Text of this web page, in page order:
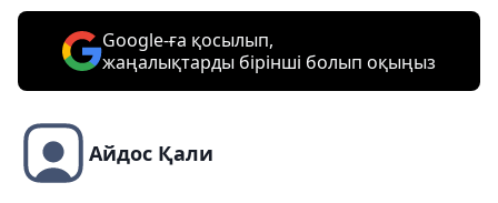
Google-ға қосылып,
жаңалықтарды бірінші болып оқыңыз
Айдос Қали